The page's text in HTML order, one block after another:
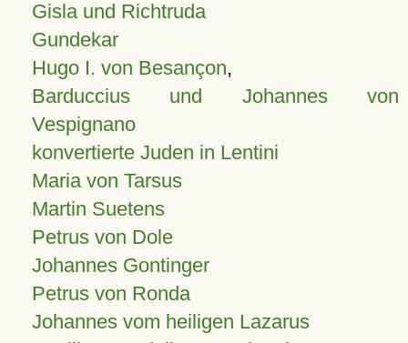
Gisla und Richtruda
Gundekar
Hugo I. von Besançon,
Barduccius und Johannes von
Vespignano
konvertierte Juden in Lentini
Maria von Tarsus
Martin Suetens
Petrus von Dole
Johannes Gontinger
Petrus von Ronda
Johannes vom heiligen Lazarus